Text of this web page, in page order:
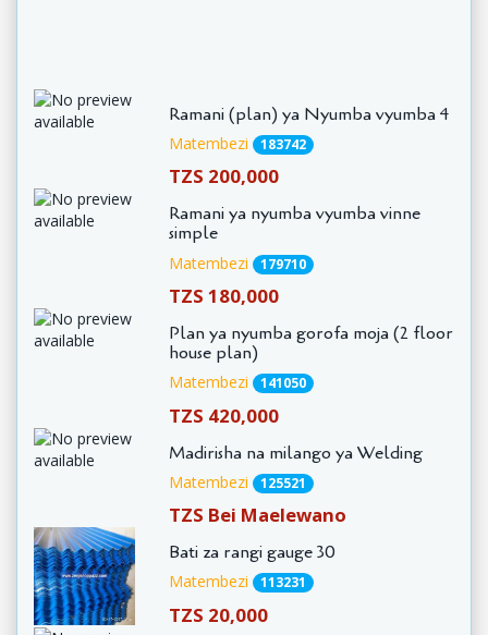
Ramani (plan) ya Nyumba vyumba 4
Matembezi 183742
TZS 200,000
Ramani ya nyumba vyumba vinne
simple
Matembezi 179710
TZS 180,000
Plan ya nyumba gorofa moja (2 floor
house plan)
Matembezi 141050
TZS 420,000
Madirisha na milango ya Welding
Matembezi 125521
TZS Bei Maelewano
Bati za rangi gauge 30
Matembezi 113231
TZS 20,000